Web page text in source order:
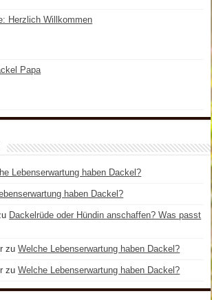
Herzlich Willkommen
Papa
Lebenserwartung haben Dackel?
haben Dackel?
Dackelrüde oder Hündin anschaffen? Was passt
zuWelche Lebenserwartung haben Dackel?
zuWelche Lebenserwartung haben Dackel?